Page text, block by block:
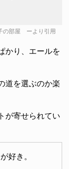
の部屋 ーより引用
かり、エールを
道を選ぶのか楽
が寄せられてい
好き。